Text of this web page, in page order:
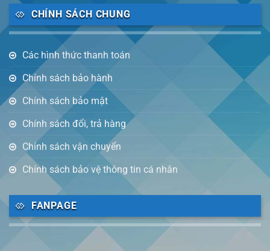
CHÍNH SÁCH CHUNG
Các hình thức thanh toán
Chính sách bảo hành
Chính sách bảo mật
Chính sách đổi, trả hàng
Chính sách vận chuyển
Chính sách bảo vệ thông tin cá nhân
FANPAGE